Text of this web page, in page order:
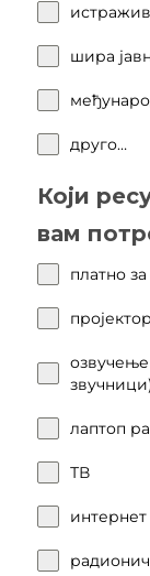
шира
друго…
Који
вам
платно
пројектор
лаптоп
ТВ